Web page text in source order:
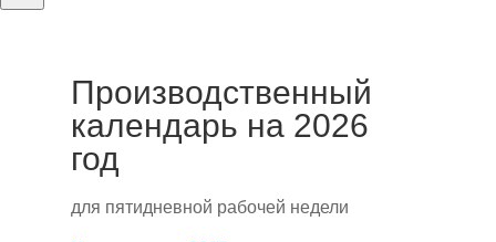
Производственный
календарь на 2026
год
для пятидневной рабочей недели